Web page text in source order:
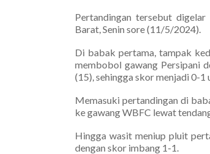
Pertandingan tersebut
Barat, Senin sore (11/5/2024).
Di babak pertama, tampak
membobol gawang Persipani
(15), sehingga skor menjadi 0-1
Memasuki pertandingan di
ke gawang WBFC lewat
Hingga wasit meniup pluit
dengan skor imbang 1-1.